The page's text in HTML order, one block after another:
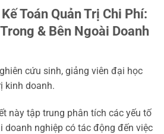
Toán Quản Trị Chi Phí:
& Bên Ngoài Doanh
cứu sinh, giảng viên đại học
kinh doanh.
này tập trung phân tích các yếu tố
doanh nghiệp có tác động đến việc